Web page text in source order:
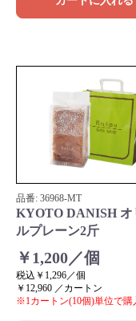
品番: 36968-MT
KYOTO DANISH オ
ルプレーン2斤
￥1,200／個
税込￥1,296／個
￥12,960 ／カートン
※1カートン(10個)単位で購